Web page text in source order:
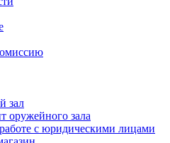
зал
оружейного зала
с юридическими лицами